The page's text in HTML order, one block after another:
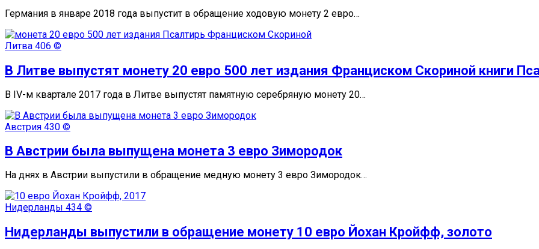
Германия в январе 2018 года выпустит в обращение ходовую монету 2 евро…
Литва 406 ©
В Литве выпустят монету 20 евро 500 лет издания Франциском Скориной книги
В IV-м квартале 2017 года в Литве выпустят памятную серебряную монету 20…
Австрия 430 ©
В Австрии была выпущена монета 3 евро Зимородок
На днях в Австрии выпустили в обращение медную монету 3 евро Зимородок…
Нидерланды 434 ©
Нидерланды выпустили в обращение монету 10 евро Йохан Кройфф, золото